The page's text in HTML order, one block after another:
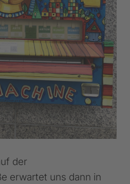
der
erwartet uns dann in